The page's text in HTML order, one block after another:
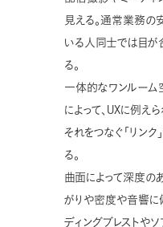
見える。通常業務の
いる人同士では目が
る。
一体的なワンルーム
によって、UXに例え
それをつなぐ「リン
る。
曲面によって深度の
がりや密度や音響に
ディングブレストやソ